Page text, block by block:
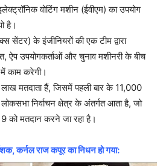
वोटिंग मशीन (ईवीएम) का उपयोग
है।
सेंटर) के इंजीनियरों की एक टीम द्वारा
ऐप उपयोगकर्ताओं और चुनाव मशीनरी के बीच
काम करेगी।
लाख मतदाता हैं, जिसमें पहली बार के 11,000
निर्वाचन क्षेत्र के अंतर्गत आता है, जो
मतदान करने जा रहा है।
कर्नल राज कपूर का निधन हो गया: